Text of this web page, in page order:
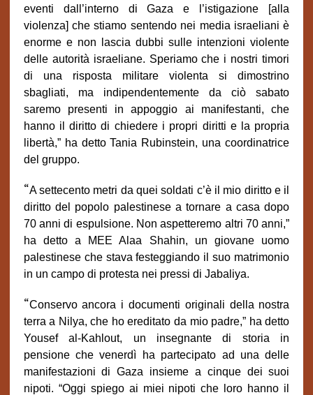
eventi dall’interno di Gaza e l’istigazione [alla
violenza] che stiamo sentendo nei media israeliani è
enorme e non lascia dubbi sulle intenzioni violente
delle autorità israeliane. Speriamo che i nostri timori
di una risposta militare violenta si dimostrino
sbagliati, ma indipendentemente da ciò sabato
saremo presenti in appoggio ai manifestanti, che
hanno il diritto di chiedere i propri diritti e la propria
libertà,” ha detto Tania Rubinstein, una coordinatrice
del gruppo.
“A settecento metri da quei soldati c’è il mio diritto e il
diritto del popolo palestinese a tornare a casa dopo
70 anni di espulsione. Non aspetteremo altri 70 anni,”
ha detto a MEE Alaa Shahin, un giovane uomo
palestinese che stava festeggiando il suo matrimonio
in un campo di protesta nei pressi di Jabaliya.
“Conservo ancora i documenti originali della nostra
terra a Nilya, che ho ereditato da mio padre,” ha detto
Yousef al-Kahlout, un insegnante di storia in
pensione che venerdì ha partecipato ad una delle
manifestazioni di Gaza insieme a cinque dei suoi
nipoti. “Oggi spiego ai miei nipoti che loro hanno il